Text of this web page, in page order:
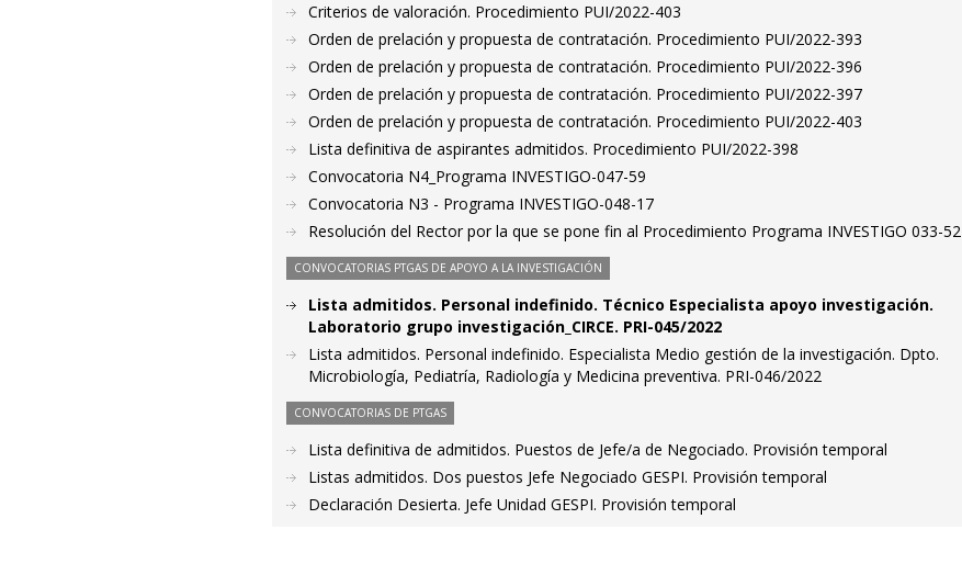
Criterios de valoración. Procedimiento PUI/2022-403
Orden de prelación y propuesta de contratación. Procedimiento PUI/2022-393
Orden de prelación y propuesta de contratación. Procedimiento PUI/2022-396
Orden de prelación y propuesta de contratación. Procedimiento PUI/2022-397
Orden de prelación y propuesta de contratación. Procedimiento PUI/2022-403
Lista definitiva de aspirantes admitidos. Procedimiento PUI/2022-398
Convocatoria N4_Programa INVESTIGO-047-59
Convocatoria N3 - Programa INVESTIGO-048-17
Resolución del Rector por la que se pone fin al Procedimiento Programa INVESTIGO 033-52
CONVOCATORIAS PTGAS DE APOYO A LA INVESTIGACIÓN
Lista admitidos. Personal indefinido. Técnico Especialista apoyo investigación.
Laboratorio grupo investigación_CIRCE. PRI-045/2022
Lista admitidos. Personal indefinido. Especialista Medio gestión de la investigación. Dpto.
Microbiología, Pediatría, Radiología y Medicina preventiva. PRI-046/2022
CONVOCATORIAS DE PTGAS
Lista definitiva de admitidos. Puestos de Jefe/a de Negociado. Provisión temporal
Listas admitidos. Dos puestos Jefe Negociado GESPI. Provisión temporal
Declaración Desierta. Jefe Unidad GESPI. Provisión temporal